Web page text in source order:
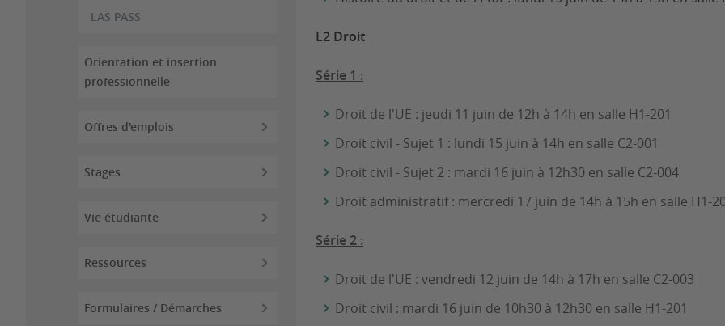
LAS PASS
Orientation et insertion
professionnelle
Offres d'emplois
Stages
Vie étudiante
Ressources
Formulaires / Démarches
L2 Droit
Série 1 :
Droit de l'UE : jeudi 11 juin de 12h à 14h en salle H1-201
Droit civil - Sujet 1 : lundi 15 juin à 14h en salle C2-001
Droit civil - Sujet 2 : mardi 16 juin à 12h30 en salle C2-004
Droit administratif : mercredi 17 juin de 14h à 15h en salle H1-
Série 2 :
Droit de l'UE : vendredi 12 juin de 14h à 17h en salle C2-003
Droit civil : mardi 16 juin de 10h30 à 12h30 en salle H1-201